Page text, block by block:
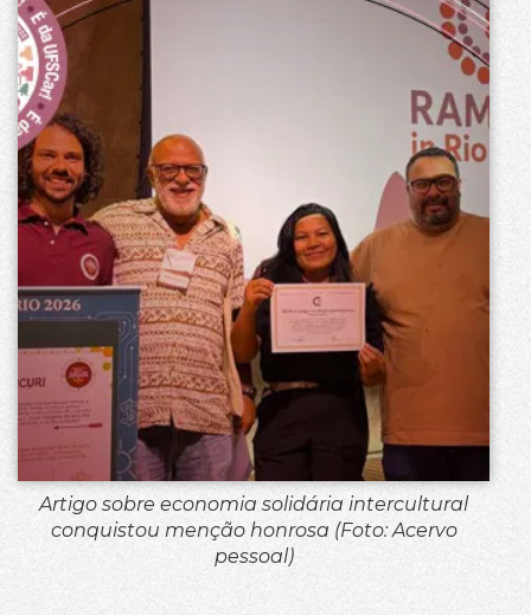
Artigo sobre economia solidária intercultural
conquistou menção honrosa (Foto: Acervo
pessoal)